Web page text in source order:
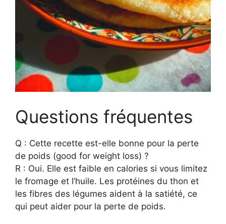
Questions fréquentes
Q : Cette recette est-elle bonne pour la perte
de poids (good for weight loss) ?
R : Oui. Elle est faible en calories si vous limitez
le fromage et l’huile. Les protéines du thon et
les fibres des légumes aident à la satiété, ce
qui peut aider pour la perte de poids.